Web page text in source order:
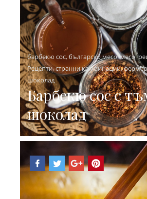
барбекю сос, българско месо,месо,
Рецепти,странни комбинации,
шоколад
Барбекю сос с
шоколад